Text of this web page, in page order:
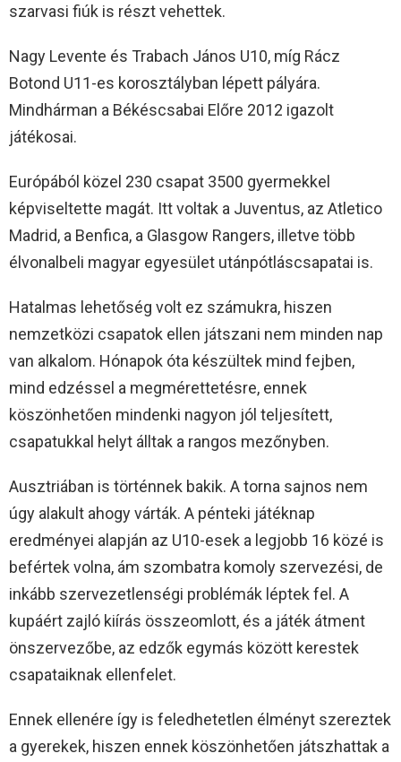
szarvasi fiúk is részt vehettek.
Nagy Levente és Trabach János U10, míg Rácz
Botond U11-es korosztályban lépett pályára.
Mindhárman a Békéscsabai Előre 2012 igazolt
játékosai.
Európából közel 230 csapat 3500 gyermekkel
képviseltette magát. Itt voltak a Juventus, az Atletico
Madrid, a Benfica, a Glasgow Rangers, illetve több
élvonalbeli magyar egyesület utánpótláscsapatai is.
Hatalmas lehetőség volt ez számukra, hiszen
nemzetközi csapatok ellen játszani nem minden nap
van alkalom. Hónapok óta készültek mind fejben,
mind edzéssel a megmérettetésre, ennek
köszönhetően mindenki nagyon jól teljesített,
csapatukkal helyt álltak a rangos mezőnyben.
Ausztriában is történnek bakik. A torna sajnos nem
úgy alakult ahogy várták. A pénteki játéknap
eredményei alapján az U10-esek a legjobb 16 közé is
befértek volna, ám szombatra komoly szervezési, de
inkább szervezetlenségi problémák léptek fel. A
kupáért zajló kiírás összeomlott, és a játék átment
önszervezőbe, az edzők egymás között kerestek
csapataiknak ellenfelet.
Ennek ellenére így is feledhetetlen élményt szereztek
a gyerekek, hiszen ennek köszönhetően játszhattak a